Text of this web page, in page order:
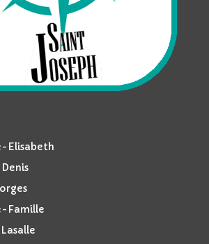
Elisabeth
Famille